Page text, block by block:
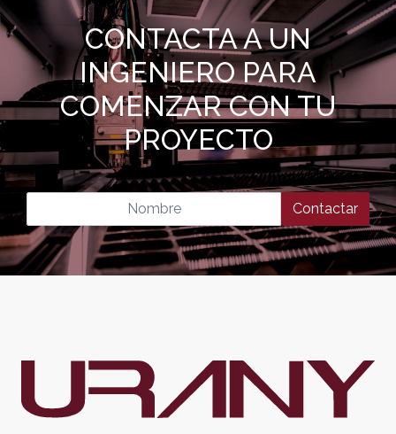
CONTACTA A UN
INGENIERO PARA
COMENZAR CON TU
PROYECTO
Contactar